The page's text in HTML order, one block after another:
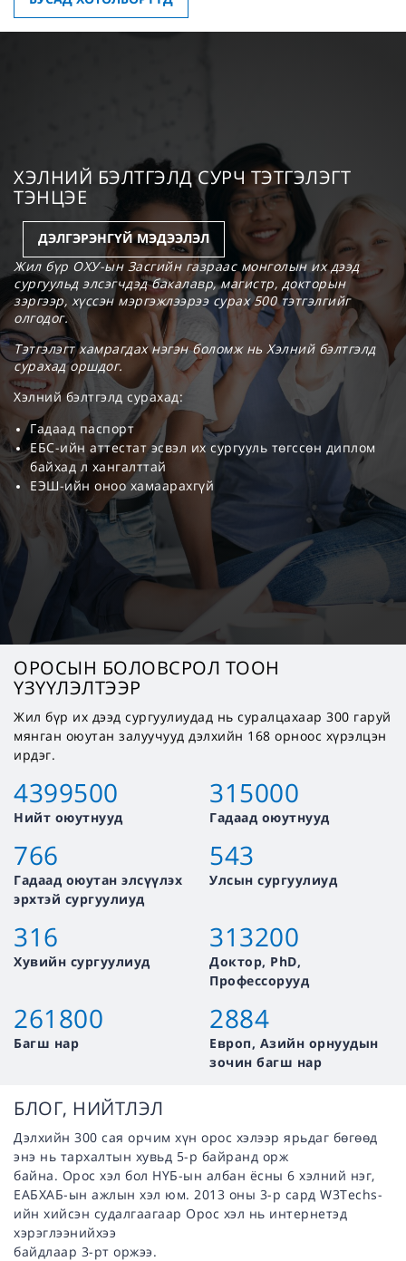
ХЭЛНИЙ БЭЛТГЭЛД СУРЧ ТЭТГЭЛЭГТ
ТЭНЦЭЕ
ДЭЛГЭРЭНГҮЙ МЭДЭЭЛЭЛ
Жил бүр ОХУ-ын Засгийн газраас монголын их дээд
сургуульд элсэгчдэд бакалавр, магистр, докторын
зэргээр, хүссэн мэргэжлээрээ сурах 500 тэтгэлгийг
олгодог.
Тэтгэлэгт хамрагдах нэгэн боломж нь Хэлний бэлтгэлд
сурахад оршдог.
Хэлний бэлтгэлд сурахад:
Гадаад паспорт
ЕБС-ийн аттестат эсвэл их сургууль төгссөн диплом
байхад л хангалттай
ЕЭШ-ийн оноо хамаарахгүй
ОРОСЫН БОЛОВСРОЛ ТООН
ҮЗҮҮЛЭЛТЭЭР
Жил бүр их дээд сургуулиудад нь суралцахаар 300 гаруй
мянган оюутан залуучууд дэлхийн 168 орноос хүрэлцэн
ирдэг.
4399500
Нийт оюутнууд
315000
Гадаад оюутнууд
766
Гадаад оюутан элсүүлэх
эрхтэй сургуулиуд
543
Улсын сургуулиуд
316
Хувийн сургуулиуд
313200
Доктор, PhD,
Профессорууд
261800
Багш нар
2884
Европ, Азийн орнуудын
зочин багш нар
БЛОГ, НИЙТЛЭЛ
Дэлхийн 300 сая орчим хүн орос хэлээр ярьдаг бөгөөд
энэ нь тархалтын хувьд 5-р байранд орж
байна. Орос хэл бол НҮБ-ын албан ёсны 6 хэлний нэг,
ЕАБХАБ-ын ажлын хэл юм. 2013 оны 3-р сард W3Techs-
ийн хийсэн судалгаагаар Орос хэл нь интернетэд
хэрэглээнийхээ
байдлаар 3-рт оржээ.